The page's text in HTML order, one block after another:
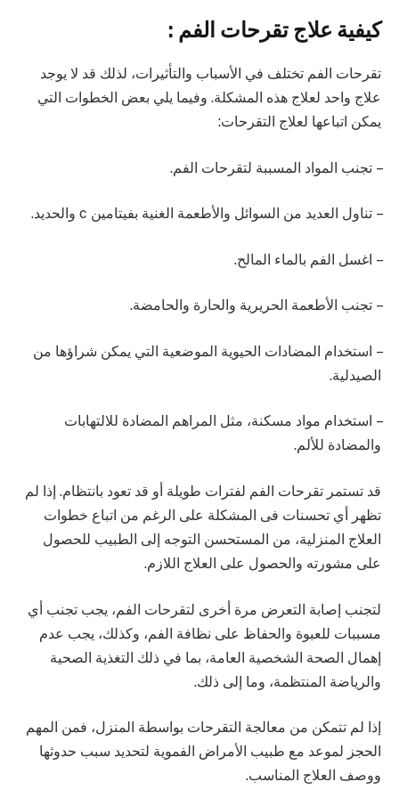
كيفية علاج تقرحات الفم :
تقرحات الفم تختلف في الأسباب والتأثيرات، لذلك قد لا يوجد
علاج واحد لعلاج هذه المشكلة. وفيما يلي بعض الخطوات التي
يمكن اتباعها لعلاج التقرحات:
– تجنب المواد المسببة لتقرحات الفم.
– تناول العديد من السوائل والأطعمة الغنية بفيتامين c والحديد.
– اغسل الفم بالماء المالح.
– تجنب الأطعمة الحريرية والحارة والحامضة.
– استخدام المضادات الحيوية الموضعية التي يمكن شراؤها من
الصيدلية.
– استخدام مواد مسكنة، مثل المراهم المضادة للالتهابات
والمضادة للألم.
قد تستمر تقرحات الفم لفترات طويلة أو قد تعود بانتظام. إذا لم
تظهر أي تحسنات فى المشكلة على الرغم من اتباع خطوات
العلاج المنزلية، من المستحسن التوجه إلى الطبيب للحصول
على مشورته والحصول على العلاج اللازم.
لتجنب إصابة التعرض مرة أخرى لتقرحات الفم، يجب تجنب أي
مسببات للعبوة والحفاظ على نظافة الفم، وكذلك، يجب عدم
إهمال الصحة الشخصية العامة، بما في ذلك التغذية الصحية
والرياضة المنتظمة، وما إلى ذلك.
إذا لم تتمكن من معالجة التقرحات بواسطة المنزل، فمن المهم
الحجز لموعد مع طبيب الأمراض الفموية لتحديد سبب حدوثها
ووصف العلاج المناسب.